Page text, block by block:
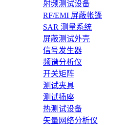
射频测试设备
RF/EMI 屏蔽帐篷
SAR 测量系统
屏蔽测试外壳
信号发生器
频谱分析仪
开关矩阵
测试夹具
测试插座
热测试设备
矢量网络分析仪